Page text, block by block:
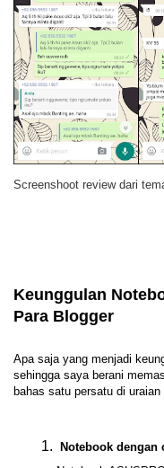
Screenshoot review dari
Keunggulan
Para Blogger
Apa saja yang menjadi
sehingga saya berani
bahas satu persatu di uraian
Notebook dengan